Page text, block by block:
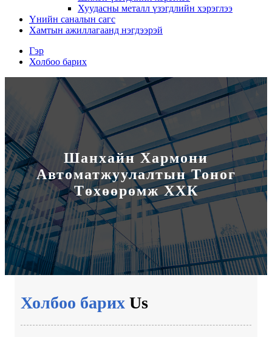
Хуудасны металл үзэгдлийн хэрэглээ
Үнийн саналын сагс
Хамтын ажиллагаанд нэгдээрэй
Гэр
Холбоо барих
Шанхайн Хармони
Автоматжуулалтын Тоног
Төхөөрөмж ХХК
Холбоо барих Us